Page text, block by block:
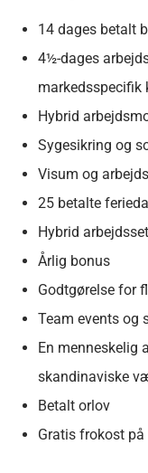
14 dages betalt
4½-dages
markedsspecifik
Hybrid
Sygesikring og
Visum og
25 betalte
Hybrid
Årlig bonus
Godtgørelse for
Team events og
En menneskelig
skandinaviske
Betalt orlov
Gratis frokost